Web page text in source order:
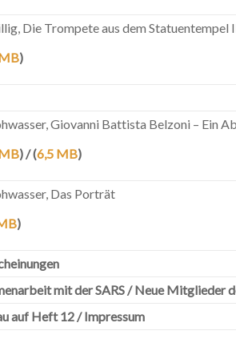
Die Trompete aus dem Statuentempel
)
Giovanni Battista Belzoni – Ein
) / (6,5 MB)
Das Porträt
)
mit der SARS / Neue Mitglieder
auf Heft 12 / Impressum